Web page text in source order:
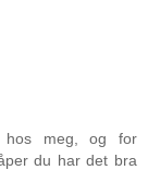
hos meg, og for
du har det bra